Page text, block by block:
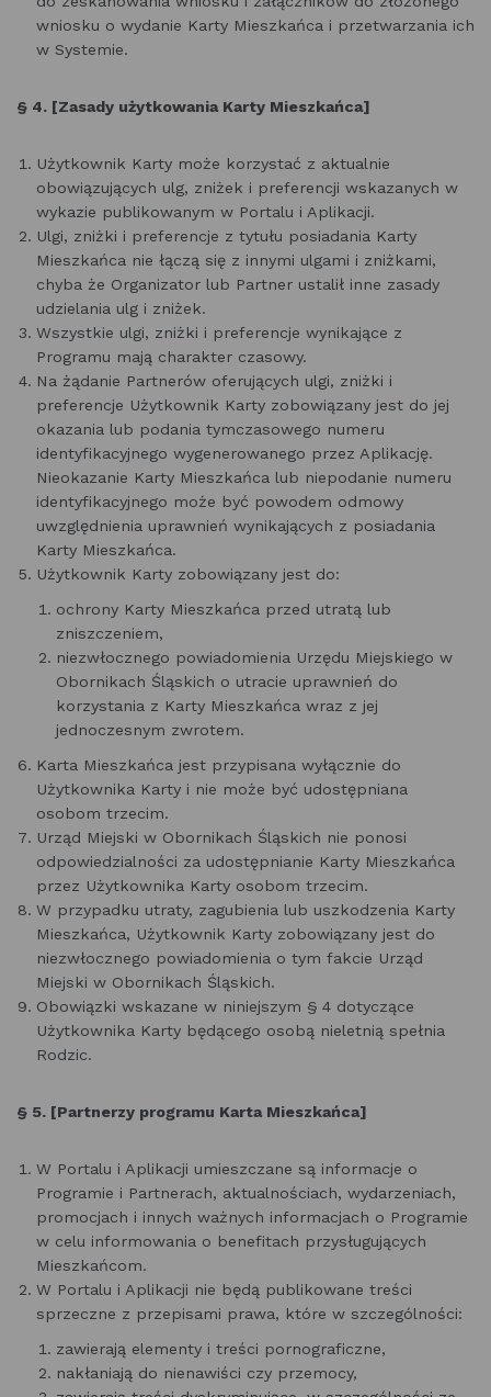
wniosku o wydanie Karty Mieszkańca i przetwarzania ich
w Systemie.
§ 4. [Zasady użytkowania Karty Mieszkańca]
Użytkownik Karty może korzystać z aktualnie
obowiązujących ulg, zniżek i preferencji wskazanych w
wykazie publikowanym w Portalu i Aplikacji.
Ulgi, zniżki i preferencje z tytułu posiadania Karty
Mieszkańca nie łączą się z innymi ulgami i zniżkami,
chyba że Organizator lub Partner ustalił inne zasady
udzielania ulg i zniżek.
Wszystkie ulgi, zniżki i preferencje wynikające z
Programu mają charakter czasowy.
Na żądanie Partnerów oferujących ulgi, zniżki i
preferencje Użytkownik Karty zobowiązany jest do jej
okazania lub podania tymczasowego numeru
identyfikacyjnego wygenerowanego przez Aplikację.
Nieokazanie Karty Mieszkańca lub niepodanie numeru
identyfikacyjnego może być powodem odmowy
uwzględnienia uprawnień wynikających z posiadania
Karty Mieszkańca.
Użytkownik Karty zobowiązany jest do:
ochrony Karty Mieszkańca przed utratą lub
zniszczeniem,
niezwłocznego powiadomienia Urzędu Miejskiego w
Obornikach Śląskich o utracie uprawnień do
korzystania z Karty Mieszkańca wraz z jej
jednoczesnym zwrotem.
Karta Mieszkańca jest przypisana wyłącznie do
Użytkownika Karty i nie może być udostępniana
osobom trzecim.
Urząd Miejski w Obornikach Śląskich nie ponosi
odpowiedzialności za udostępnianie Karty Mieszkańca
przez Użytkownika Karty osobom trzecim.
W przypadku utraty, zagubienia lub uszkodzenia Karty
Mieszkańca, Użytkownik Karty zobowiązany jest do
niezwłocznego powiadomienia o tym fakcie Urząd
Miejski w Obornikach Śląskich.
Obowiązki wskazane w niniejszym § 4 dotyczące
Użytkownika Karty będącego osobą nieletnią spełnia
Rodzic.
§ 5. [Partnerzy programu Karta Mieszkańca]
W Portalu i Aplikacji umieszczane są informacje o
Programie i Partnerach, aktualnościach, wydarzeniach,
promocjach i innych ważnych informacjach o Programie
w celu informowania o benefitach przysługujących
Mieszkańcom.
W Portalu i Aplikacji nie będą publikowane treści
sprzeczne z przepisami prawa, które w szczególności:
zawierają elementy i treści pornograficzne,
nakłaniają do nienawiści czy przemocy,